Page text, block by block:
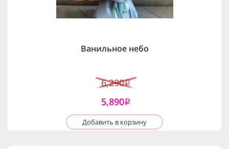
Ванильное небо
6,290i
5,890i
Добавить в корзину